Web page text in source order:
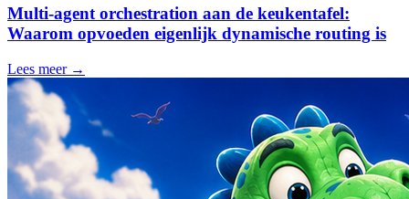
Multi-agent orchestration aan de keukentafel:
Waarom opvoeden eigenlijk dynamische routing is
Lees meer →